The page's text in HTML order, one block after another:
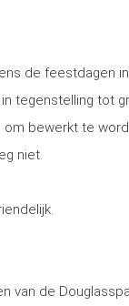
de feestdagen
tegenstelling tot
bewerkt te
niet.
van de